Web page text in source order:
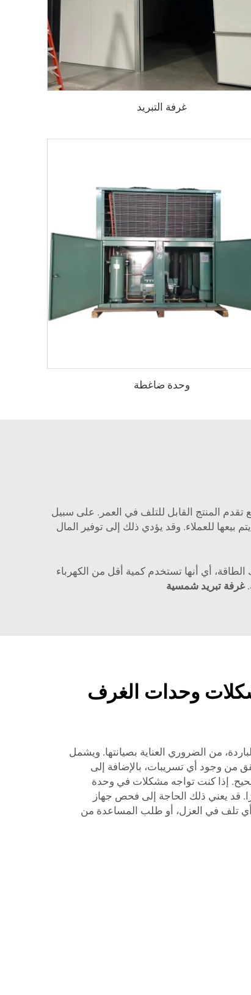
غرفة التبريد
وحدة ضاغطة
تقدم المنتج القابل للتلف في العمر. على سبيل
للعملاء. وقد يؤدي ذلك إلى توفير المال
أي أنها تستخدم كمية أقل من الكهرباء
غرفة تبريد شمسية
وحدات الغرف
من الضروري العناية بصيانتها. ويشمل
من وجود أي تسريبات، بالإضافة إلى
إذا كنت تواجه مشكلات في وحدة
قد يعني ذلك الحاجة إلى فحص جهاز
تلف في العزل، أو طلب المساعدة من